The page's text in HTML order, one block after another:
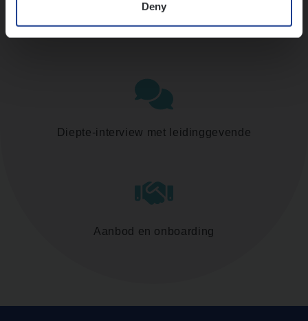
Deny
Diepte-interview met leidinggevende
Aanbod en onboarding